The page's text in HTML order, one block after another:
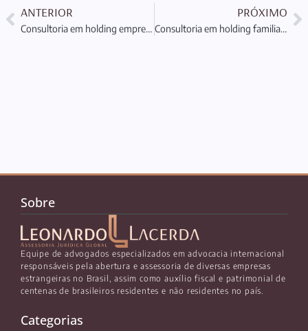
ANTERIOR
Consultoria em holding empresarial: Proteção e Planejamento Patrimonial
PRÓXIMO
Consultoria em holding familiar: Proteção e Planejamento Patrimonial
Sobre
Equipe de advogados especializados em advocacia internacional
responsáveis pela abertura e assessoria de diversas empresas
estrangeiras no Brasil, assim como auxílio fiscal e patrimonial de
centenas de brasileiros residentes e não residentes no país.
Categorias